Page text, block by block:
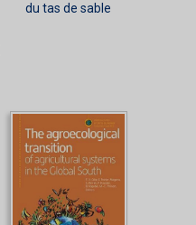
du tas de sable